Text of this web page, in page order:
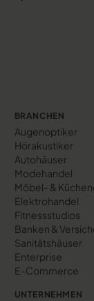
BRANCHEN
Augenoptiker
Hörakustiker
Autohäuser
Modehandel
Möbel- &
Elektrohandel
Fitnessstudios
Banken &
Sanitätshäuser
Enterprise
E-Commerce
UNTERNEHMEN